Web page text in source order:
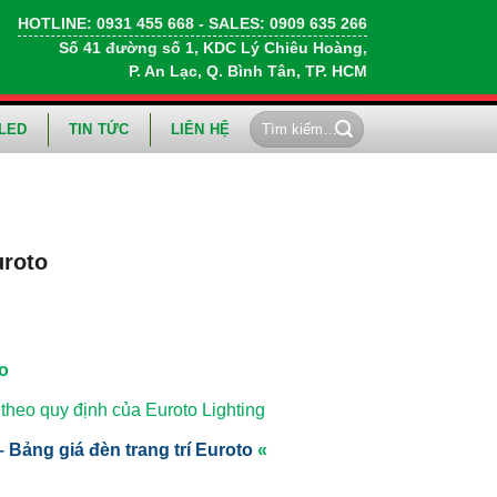
HOTLINE: 0931 455 668 - SALES: 0909 635 266
Số 41 đường số 1, KDC Lý Chiêu Hoàng,
P. An Lạc, Q. Bình Tân, TP. HCM
TIN TỨC LIÊN HỆ
Tìm
kiếm:
quy định của Euroto Lighting
Bảng giá đèn trang trí Euroto «